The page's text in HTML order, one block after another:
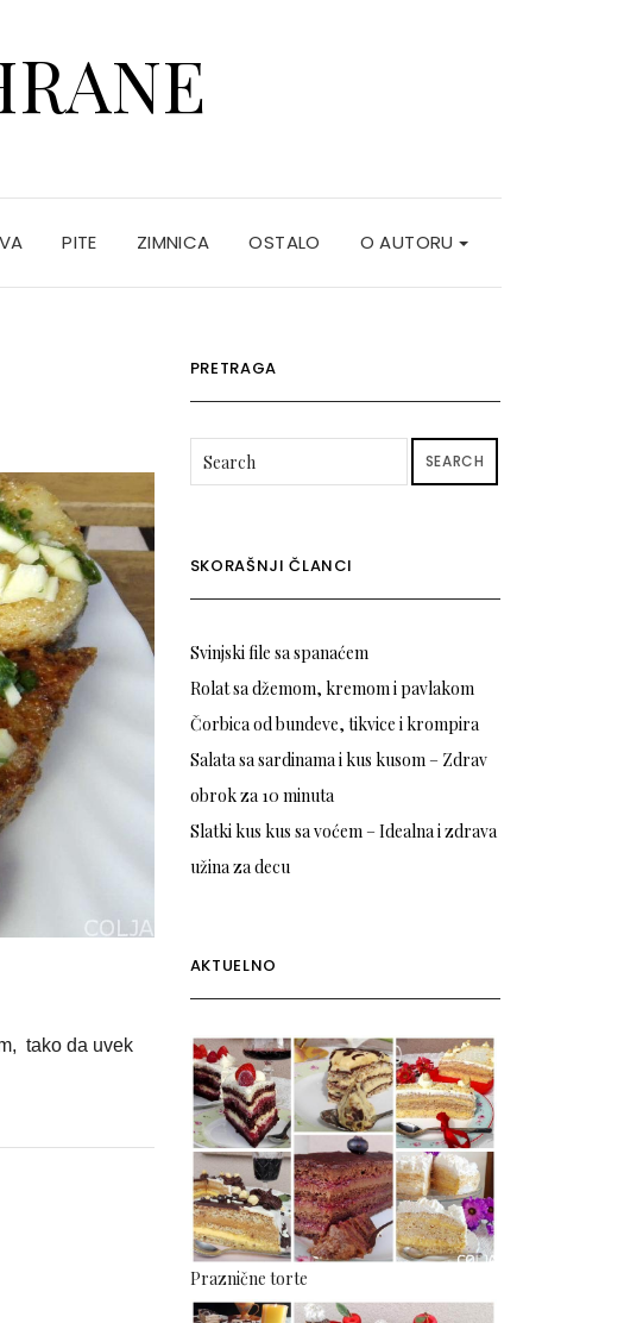
PITE ZIMNICA OSTALO O AUTORU
tako da uvek
PRETRAGA
SEARCH
SKORAŠNJI ČLANCI
Svinjski file sa spanaćem
Rolat sa džemom, kremom i pavlakom
Čorbica od bundeve, tikvice i krompira
Salata sa sardinama i kus kusom – Zdrav
obrok za 10 minuta
Slatki kus kus sa voćem – Idealna i zdrava
užina za decu
AKTUELNO
Praznične torte